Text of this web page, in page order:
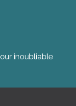
inoubliable